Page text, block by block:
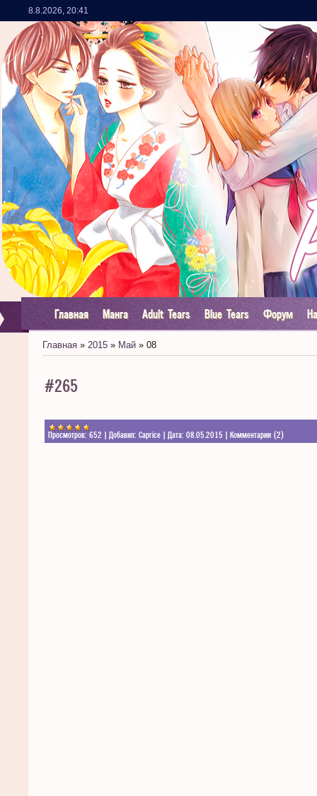
8.8.2026, 20:41
Главная Манга Adult Tears Blue Tears Форум
Главная » 2015 » Май » 08
#265
Просмотров: 652 Добавил: Caprice Дата: 08.05.2015 Комментарии (2)